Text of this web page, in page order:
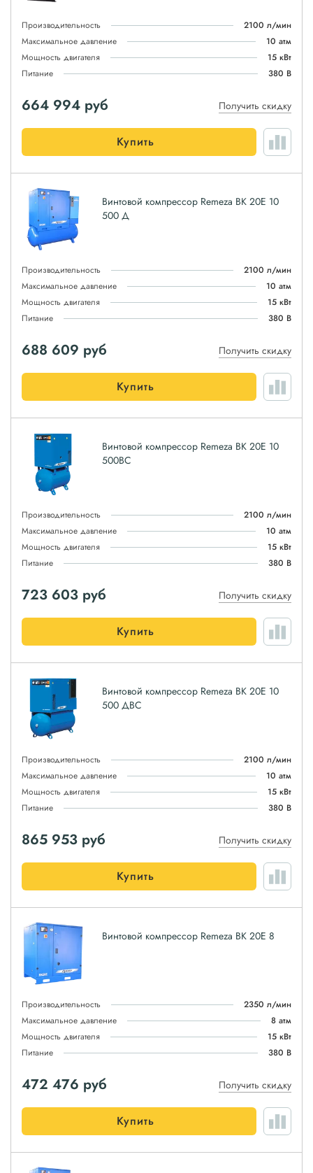
Производительность
2100 л/мин
Максимальное давление
10 атм
Мощность двигателя
15 кВт
Питание
380 В
664 994 руб Получить скидку
Купить
Винтовой компрессор Remeza ВК 20Е 10
500 Д
Производительность
2100 л/мин
Максимальное давление
10 атм
Мощность двигателя
15 кВт
Питание
380 В
688 609 руб Получить скидку
Купить
Винтовой компрессор Remeza ВК 20E 10
500ВС
Производительность
2100 л/мин
Максимальное давление
10 атм
Мощность двигателя
15 кВт
Питание
380 В
723 603 руб Получить скидку
Купить
Винтовой компрессор Remeza ВК 20E 10
500 ДВС
Производительность
2100 л/мин
Максимальное давление
10 атм
Мощность двигателя
15 кВт
Питание
380 В
865 953 руб Получить скидку
Купить
Винтовой компрессор Remeza ВК 20Е 8
Производительность
2350 л/мин
Максимальное давление
8 атм
Мощность двигателя
15 кВт
Питание
380 В
472 476 руб Получить скидку
Купить